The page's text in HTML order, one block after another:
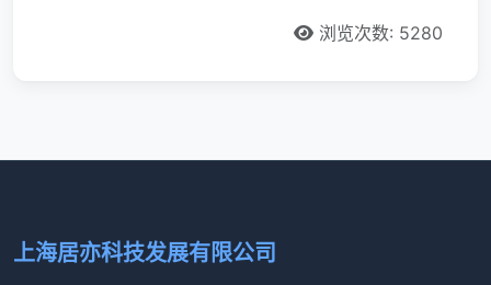
浏览次数: 5280
上海居亦科技发展有限公司